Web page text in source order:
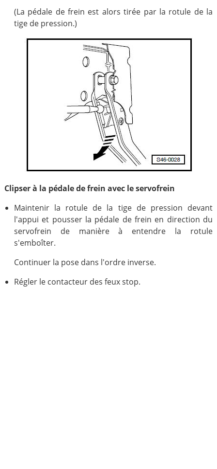
(La pédale de frein est alors tirée par la rotule de la
tige de pression.)
Clipser à la pédale de frein avec le servofrein
Maintenir la rotule de la tige de pression devant
l'appui et pousser la pédale de frein en direction du
servofrein de manière à entendre la rotule
s'emboîter.
Continuer la pose dans l'ordre inverse.
Régler le contacteur des feux stop.